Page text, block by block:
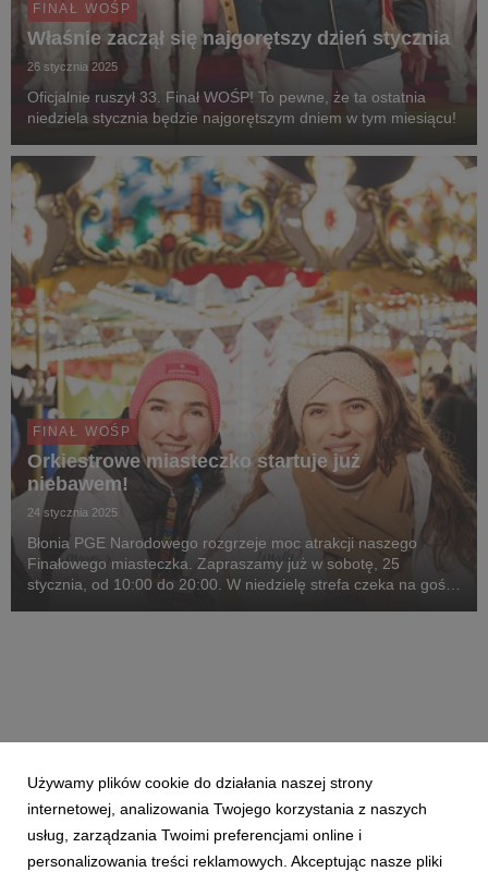
FINAŁ WOŚP
Właśnie zaczął się najgorętszy dzień stycznia
26 stycznia 2025
Oficjalnie ruszył 33. Finał WOŚP! To pewne, że ta ostatnia
niedziela stycznia będzie najgorętszym dniem w tym miesiącu!
FINAŁ WOŚP
Orkiestrowe miasteczko startuje już
niebawem!
24 stycznia 2025
Błonia PGE Narodowego rozgrzeje moc atrakcji naszego
Finałowego miasteczka. Zapraszamy już w sobotę, 25
stycznia, od 10:00 do 20:00. W niedzielę strefa czeka na gości
Używamy plików cookie do działania naszej strony
internetowej, analizowania Twojego korzystania z naszych
usług, zarządzania Twoimi preferencjami online i
personalizowania treści reklamowych. Akceptując nasze pliki